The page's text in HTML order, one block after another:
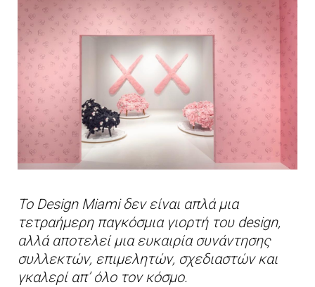
Το Design Miami δεν είναι απλά μια
τετραήμερη παγκόσμια γιορτή του design,
αλλά αποτελεί μια ευκαιρία συνάντησης
συλλεκτών, επιμελητών, σχεδιαστών και
γκαλερί απ’ όλο τον κόσμο.